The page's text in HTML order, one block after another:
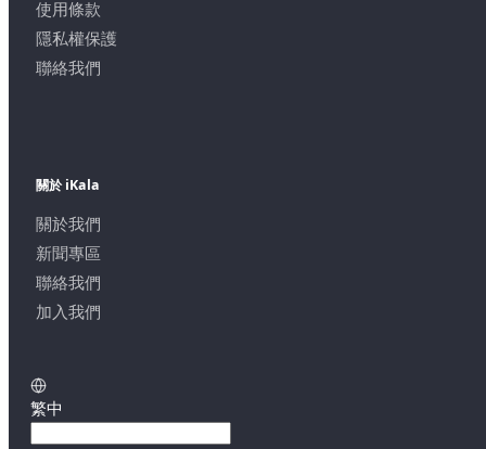
使用條款
隱私權保護
聯絡我們
關於 iKala
關於我們
新聞專區
聯絡我們
加入我們
繁中